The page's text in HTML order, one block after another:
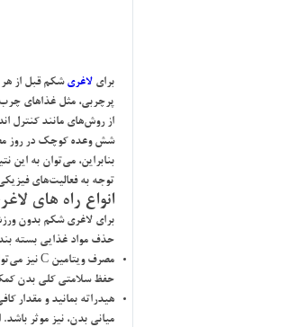
براي لاغري شكم قبل از هر
پرچربي، مثل غذاهاي چرب
از روش‌هاي مانند كنترل
شش وعده كوچك در روز
بنابراين، مي‌توان به
توجه به فعاليت‌هاي
انواع راه هاي
براي لاغري شكم بدون
حذف مواد غذايي بسته
حفظ سلامتي كلي بدن
هيدراته بمانيد و
مياني بدن، نيز موثر